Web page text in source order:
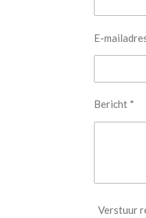
E-
Bericht *
Verstuur